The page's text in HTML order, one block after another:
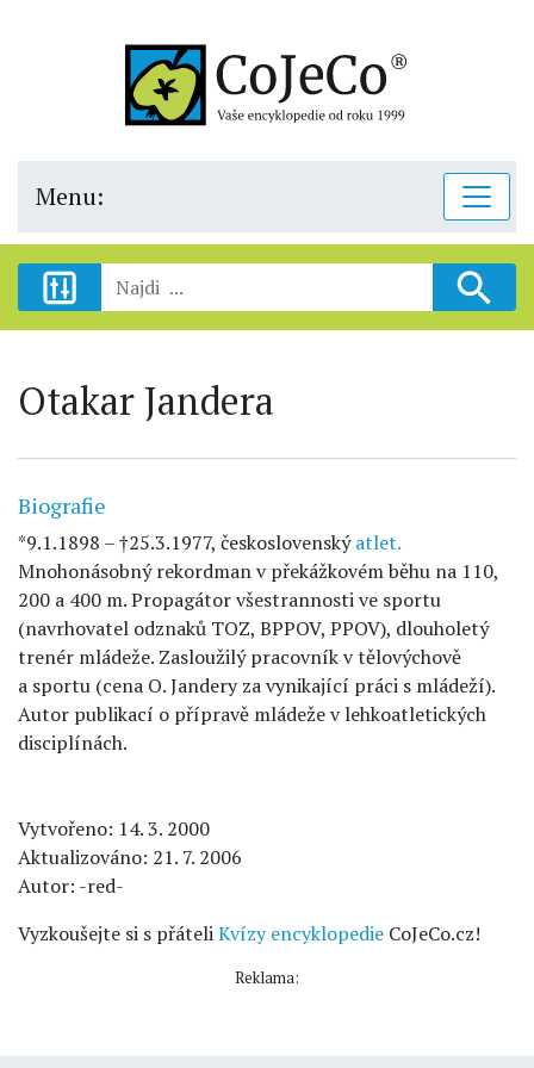
Menu:
Otakar Jandera
Biografie
*9.1.1898 – †25.3.1977, československýatlet.
Mnohonásobný rekordman v překážkovém běhu na 110,
200 a 400 m. Propagátor všestrannosti ve sportu
(navrhovatel odznaků TOZ, BPPOV, PPOV), dlouholetý
trenér mládeže. Zasloužilý pracovník v tělovýchově
a sportu (cena O. Jandery za vynikající práci s mládeží).
Autor publikací o přípravě mládeže v lehkoatletických
disciplínách.
Vytvořeno: 14. 3. 2000
Aktualizováno: 21. 7. 2006
Autor: -red-
Vyzkoušejte si s přáteliKvízy encyklopedie CoJeCo.cz!
Reklama: